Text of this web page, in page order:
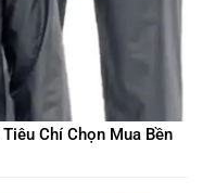
Chí Chọn Mua Bền